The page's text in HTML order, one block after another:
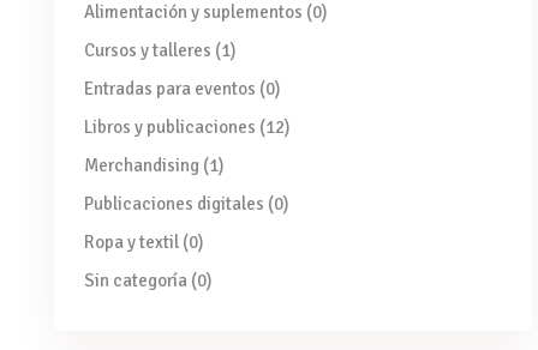
Alimentación y suplementos (0)
Cursos y talleres (1)
Entradas para eventos (0)
Libros y publicaciones (12)
Merchandising (1)
Publicaciones digitales (0)
Ropa y textil (0)
Sin categoría (0)